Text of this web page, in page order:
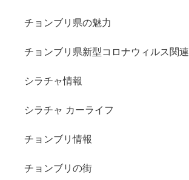
チョンブリ県の魅力
チョンブリ県新型コロナウィルス関連
シラチャ情報
シラチャ カーライフ
チョンブリ情報
チョンブリの街